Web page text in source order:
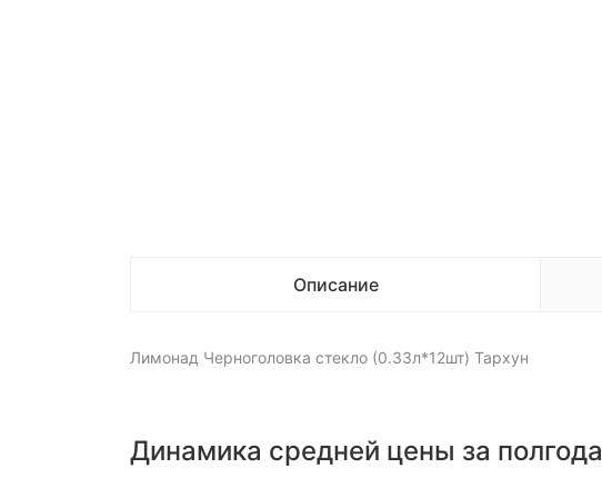
Описание
Лимонад Черноголовка стекло (0.33л*12шт) Тархун
Динамика средней цены за полгода